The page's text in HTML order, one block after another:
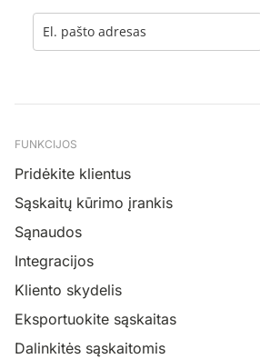
FUNKCIJOS
Pridėkite klientus
Sąskaitų kūrimo įrankis
Sąnaudos
Integracijos
Kliento skydelis
Eksportuokite sąskaitas
Dalinkitės sąskaitomis